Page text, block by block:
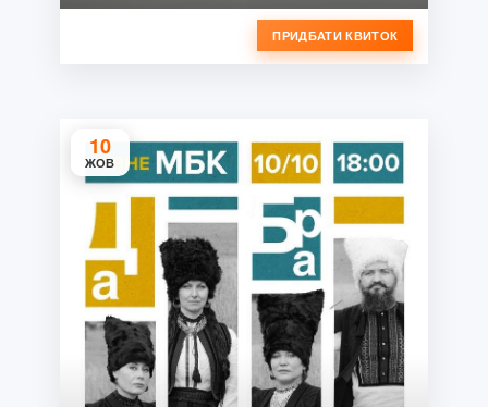
ПРИДБАТИ КВИТОК
10
ЖОВ